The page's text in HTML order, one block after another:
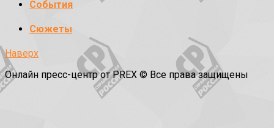
События
Сюжеты
Наверх
Онлайн пресс-центр от PREX © Все права защищены